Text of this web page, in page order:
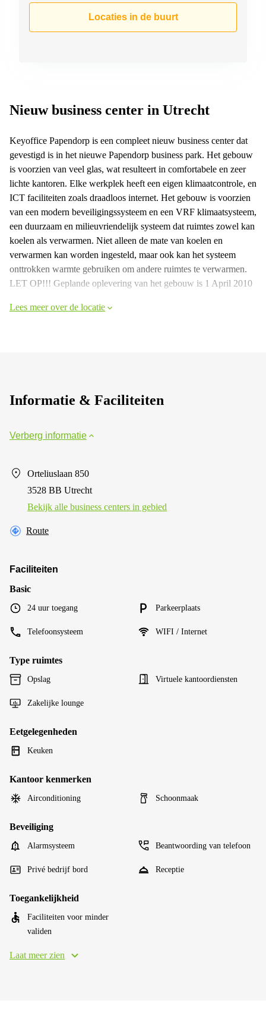
Locaties in de buurt
Nieuw business center in Utrecht
Keyoffice Papendorp is een compleet nieuw business center dat
gevestigd is in het nieuwe Papendorp business park. Het gebouw
is voorzien van veel glas, wat resulteert in comfortabele en zeer
lichte kantoren. Elke werkplek heeft een eigen klimaatcontrole, en
ICT faciliteiten zoals draadloos internet. Het gebouw is voorzien
van een modern beveiligingssysteem en een VRF klimaatsysteem,
een duurzaam en milieuvriendelijk systeem dat ruimtes zowel kan
koelen als verwarmen. Niet alleen de mate van koelen en
verwarmen kan worden ingesteld, maar ook kan het systeem
onttrokken warmte gebruiken om andere ruimtes te verwarmen.
LET OP!!! Geplande oplevering van het gebouw is 1 April 2010
Lees meer over de locatie
Informatie & Faciliteiten
Verberg informatie
Orteliuslaan 850
3528 BB Utrecht
Bekijk alle business centers in gebied
Route
Faciliteiten
Basic
24 uur toegang Parkeerplaats
Telefoonsysteem WIFI / Internet
Type ruimtes
Opslag Virtuele kantoordiensten
Zakelijke lounge
Eetgelegenheden
Keuken
Kantoor kenmerken
Airconditioning Schoonmaak
Beveiliging
Alarmsysteem Beantwoording van telefoon
Privé bedrijf bord Receptie
Toegankelijkheid
Faciliteiten voor minder
validen
Laat meer zien